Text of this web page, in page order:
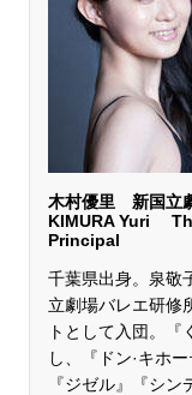
木村優里 新国立
KIMURA Yuri
Principal
千葉県出身。泉敬
立劇場バレエ研修
トとして入団。
し、『ドン·キホ
『ジゼル』『シ